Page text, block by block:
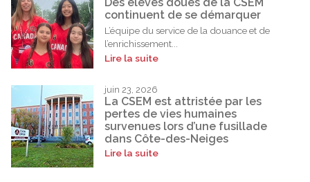
Des élèves doués de la CSEM
continuent de se démarquer
L’équipe du service de la douance et de
l’enrichissement...
Lire la suite
juin 23, 2026
La CSEM est attristée par les
pertes de vies humaines
survenues lors d’une fusillade
dans Côte-des-Neiges
Lire la suite